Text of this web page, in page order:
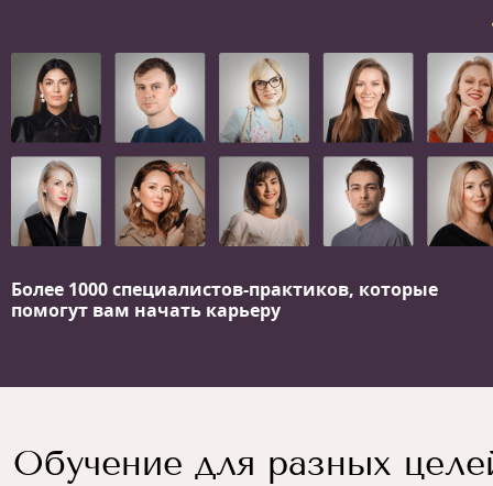
Более 1000 специалистов-практиков, которые
помогут вам начать карьеру
Обучение для разных